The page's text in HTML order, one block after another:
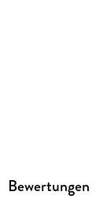
Bewertungen